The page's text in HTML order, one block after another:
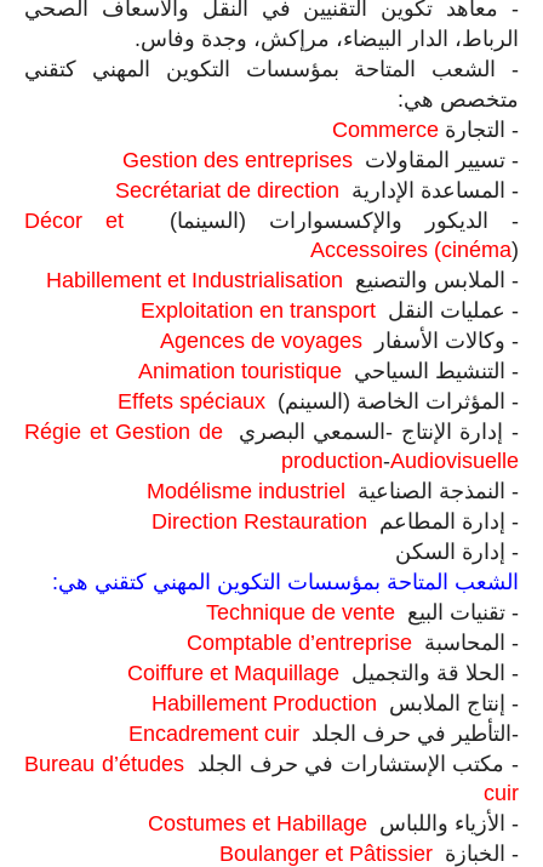
- معاهد تكوين التقنيين في النقل والاسعاف الصحي
الرباط، الدار البيضاء، مرإكش، وجدة وفاس.
-
الشعب المتاحة بمؤسسات التكوين المهني كتقني
متخصص هي:
- التجارة Commerce
- تسيير المقاولات
- المساعدة الإدارية Secrétariat de direction
-
الديكور والإكسسوارات (السينما)
Décor et
Accessoires (cinéma)
- الملابس والتصنيع Habillement et Industrialisation
- عمليات النقل Exploitation en transport
- وكالات الأسفار
Agences de voyages
- التنشيط السياحي Animation touristique
- المؤثرات الخاصة (السينم) Effets spéciaux
-
إدارة الإنتاج -السمعي البصري
Régie et Gestion de
production-Audiovisuelle
- النمذجة الصناعية
Modélisme industriel
- إدارة المطاعم Direction Restauration
- إدارة السكن
الشعب المتاحة بمؤسسات التكوين المهني كتقني هي:
- تقنيات البيع Technique de vente
- المحاسبة Comptable d’entreprise
- الحلا قة والتجميل Coiffure et Maquillage
- إنتاج الملابس Habillement Production
- التأطير في حرف الجلد Encadrement cuir
- مكتب الإستشارات في حرف الجلد
Bureau d’études
cuir
- الأزياء واللباس
- الخبازة Boulanger et Pâtissier